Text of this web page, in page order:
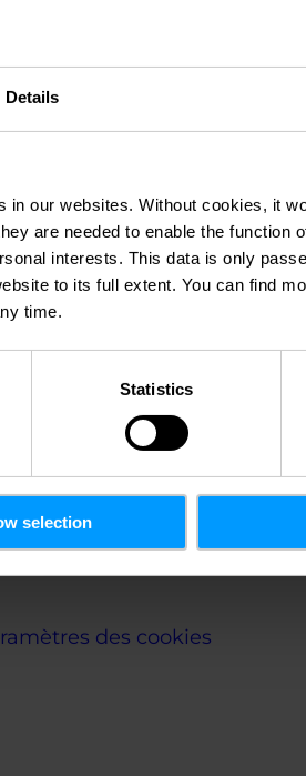
Details
in our websites. Without cookies, it
are needed to enable the function
interests. This data is only
to its full extent. You can find
time.
Statistics
selection
des cookies